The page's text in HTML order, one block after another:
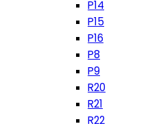
P14
P15
P16
P8
P9
R20
R21
R22